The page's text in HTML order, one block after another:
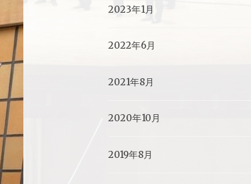
2023年1月
2022年6月
2021年8月
2020年10月
2019年8月